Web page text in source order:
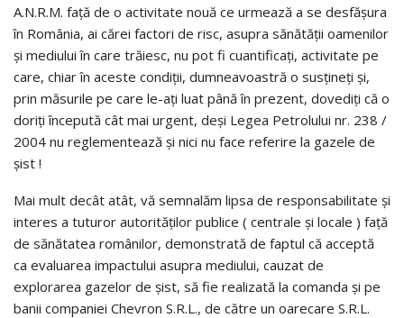
A.N.R.M. faţă de o activitate nouă ce urmează a se desfăşura
în România, ai cărei factori de risc, asupra sănătăţii oamenilor
şi mediului în care trăiesc, nu pot fi cuantificaţi, activitate pe
care, chiar în aceste condiţii, dumneavoastră o susţineţi şi,
prin măsurile pe care le-aţi luat până în prezent, dovediţi că o
doriţi începută cât mai urgent, deşi Legea Petrolului nr. 238 /
2004 nu reglementează şi nici nu face referire la gazele de
şist !
Mai mult decât atât, vă semnalăm lipsa de responsabilitate şi
interes a tuturor autorităţilor publice ( centrale şi locale ) faţă
de sănătatea românilor, demonstrată de faptul că acceptă
ca evaluarea impactului asupra mediului, cauzat de
explorarea gazelor de şist, să fie realizată la comanda şi pe
banii companiei Chevron S.R.L., de către un oarecare S.R.L.